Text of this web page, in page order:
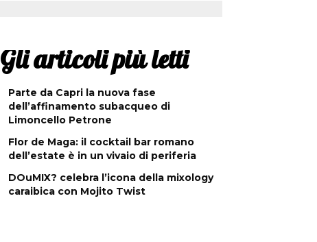
Gli articoli più letti
Parte da Capri la nuova fase
dell’affinamento subacqueo di
Limoncello Petrone
Flor de Maga: il cocktail bar romano
dell’estate è in un vivaio di periferia
DOuMIX? celebra l’icona della mixology
caraibica con Mojito Twist